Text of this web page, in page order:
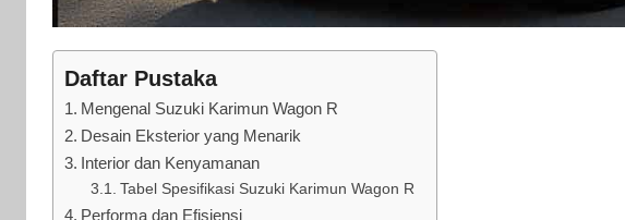
Daftar Pustaka
Mengenal Suzuki Karimun Wagon R
Desain Eksterior yang Menarik
Interior dan Kenyamanan
Tabel Spesifikasi Suzuki Karimun Wagon R
Performa dan Efisiensi